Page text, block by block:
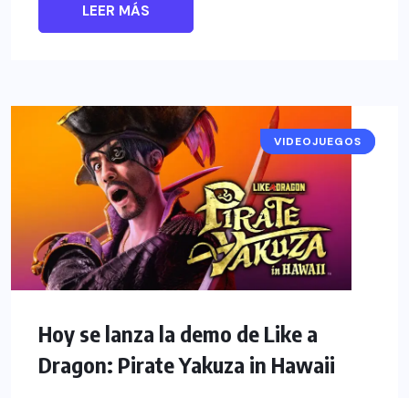
LEER MÁS
NOTICIAS
VIDEOJUEGOS
Hoy se lanza la demo de Like a
Dragon: Pirate Yakuza in Hawaii